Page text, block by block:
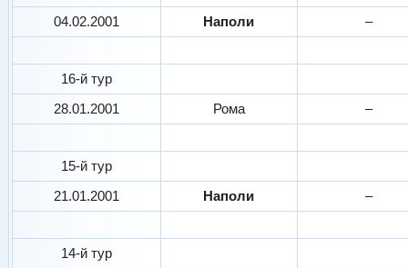
04.02.2001
Наполи –
16-й тур
28.01.2001
Рома –
15-й тур
21.01.2001
Наполи –
14-й тур